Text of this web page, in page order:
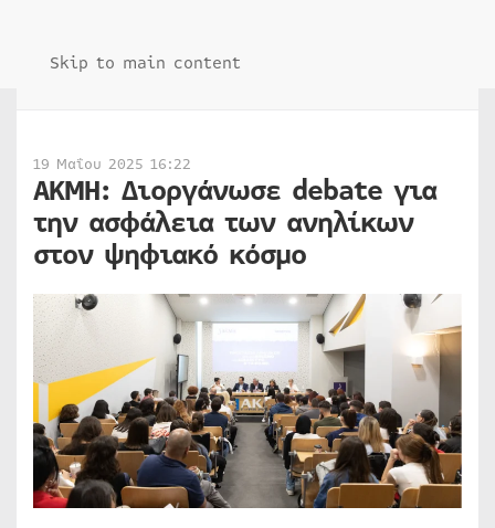
Skip to main content
19 Μαΐου 2025 16:22
ΑΚΜΗ: Διοργάνωσε debate για
την ασφάλεια των ανηλίκων
στον ψηφιακό κόσμο